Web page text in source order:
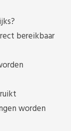
bereikbaar
worden